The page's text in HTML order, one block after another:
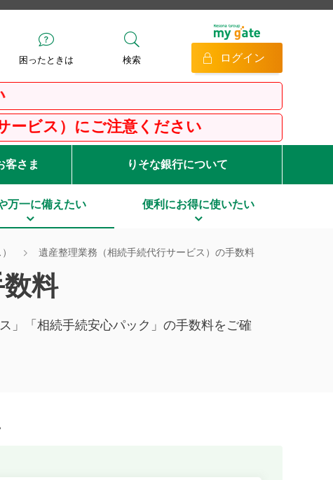
困ったときは 検索 ログイン
ご注意ください
客さま りそな銀行について
万一に備えたい 便利にお得に使いたい
遺産整理業務（相続手続代行サービス）の手数料
料
」「相続手続安心パック」の手数料をご確